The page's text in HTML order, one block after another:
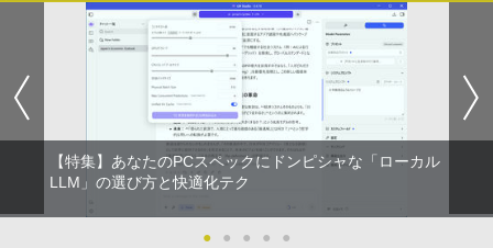
BRUCE WAYNE feat. Flo Milli, ATL Jacob
[Explicit]
￥250
見知らぬ糸
￥1,380
【Amazon.co.jp限定】 い・ろ・は・す 2L P
ET ラベルレス ×8本
￥1,112
by Amazon 炭酸水 ラベルレス 500ml ×24本
異世界居酒屋「のぶ」(22) (角川コミックス・
エース)
￥832
ONE PIECE モノクロ版 115 (ジャンプコミッ
クスDIGITAL)
【マラソン限定価格】中古 NEC Lavie N
S700/NAB Core i7 8565U 第8世代CPU
メモリ8GB SSD480GB+SSD16GB[Opta
neMemory]内蔵 15インチ フルHD Wind
ows11 Home WEBカメラ 無線LAN テン
キー Blu-ray PC-NS700NAB 1年保証 レ
ビュー特典:WPS Office Bランク ノート
パソコン
￥19,800
【訳あり品】中古パソコン | NEC | Mate
MKM34B-1 | Windows11 | デスクトップ
| 一年保証 | 第7世代 | Core i5 7500 3.4
(〜最大3.8)GHz | MEM:8GB | SSD:256G
B | DVD-ROM | 無線LAN:あり | Win11Pr
o64bit
￥10,000
【エントリーでポイント10倍】 16GBメ
【マラソンセール期間中ポイント5倍】
【まとめ買いでお得】 中古モニター 18.5
インチ WXGA 1366x768 ノングレア DE
LL E1916H DisplayPort VGA ケーブル
付き サブモニターにおすすめ 動作確認済
み 30日保証 送料無料
￥3,900
【期間限定10%OFFクーポン 8/12 10時
【 限定生産・特典つき 】YUZURU2027
羽生結弦カレンダー壁掛け版 [ 能登 直 ]
￥5,170
夢をかなえるゾウ 子ども版1 おかしな
也 ]
【特集】あなたのPCスペックにドンピシャな「ローカル
LLM」の選び方と快適化テク
● ● ● ● ●